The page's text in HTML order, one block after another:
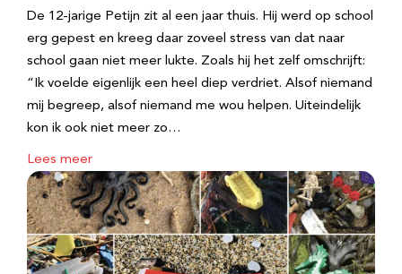
De 12-jarige Petijn zit al een jaar thuis. Hij werd op school
erg gepest en kreeg daar zoveel stress van dat naar
school gaan niet meer lukte. Zoals hij het zelf omschrijft:
“Ik voelde eigenlijk een heel diep verdriet. Alsof niemand
mij begreep, alsof niemand me wou helpen. Uiteindelijk
kon ik ook niet meer zo…
Lees meer